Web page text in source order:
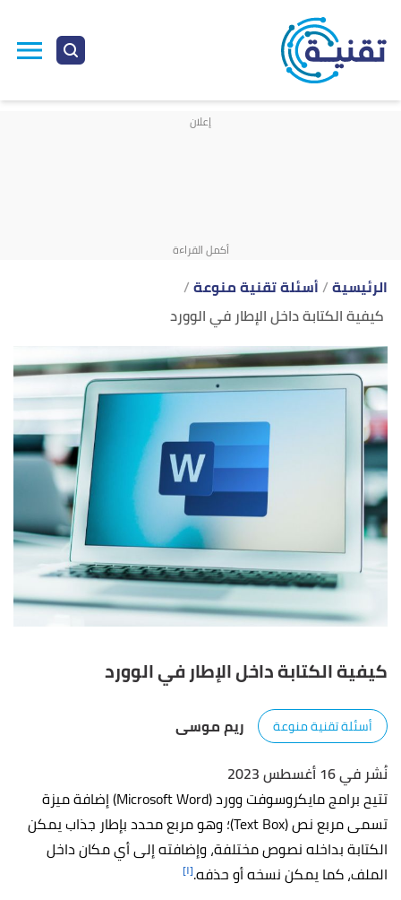
الرئيسية أسئلة تقنية منوعة
كيفية الكتابة داخل الإطار في الوورد
كيفية الكتابة داخل الإطار في الوورد
أسئلة تقنية منوعة
ريم موسى
نُشر في 16 أغسطس 2023
تتيح برامج مايكروسوفت وورد (Microsoft Word) إضافة ميزة
تسمى مربع نص (Text Box)؛ وهو مربع محدد بإطار جذاب يمكن
الكتابة بداخله نصوص مختلفة، وإضافته إلى أي مكان داخل
الملف، كما يمكن نسخه أو حذفه.[١]